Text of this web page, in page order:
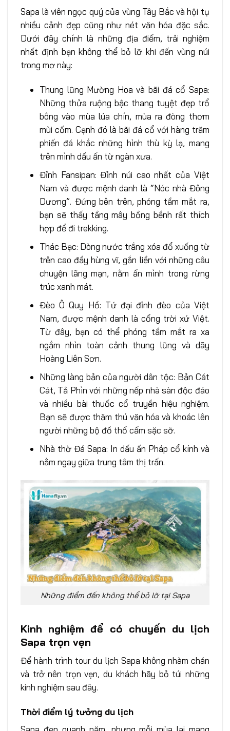
Sapa là viên ngọc quý của vùng Tây Bắc và hội tụ
nhiều cảnh đẹp cũng như nét văn hóa đặc sắc.
Dưới đây chính là những địa điểm, trải nghiệm
nhất định bạn không thể bỏ lỡ khi đến vùng núi
trong mơ này:
Thung lũng Mường Hoa và bãi đá cổ Sapa:
Những thửa ruộng bậc thang tuyệt đẹp trổ
bông vào mùa lúa chín, mùa ra đòng thơm
mùi cốm. Cạnh đó là bãi đá cổ với hàng trăm
phiến đá khắc những hình thù kỳ lạ, mang
trên mình dấu ấn từ ngàn xưa.
Đỉnh Fansipan: Đỉnh núi cao nhất của Việt
Nam và được mệnh danh là “Nóc nhà Đông
Dương”. Đứng bên trên, phóng tầm mắt ra,
bạn sẽ thấy tầng mây bồng bềnh rất thích
hợp để đi trekking.
Thác Bạc: Dòng nước trắng xóa đổ xuống từ
trên cao đầy hùng vĩ, gắn liền với những câu
chuyện lãng mạn, nằm ẩn mình trong rừng
trúc xanh mát.
Đèo Ô Quy Hồ: Tứ đại đỉnh đèo của Việt
Nam, được mệnh danh là cổng trời xứ Việt.
Từ đây, bạn có thể phóng tầm mắt ra xa
ngắm nhìn toàn cảnh thung lũng và dãy
Hoàng Liên Sơn.
Những làng bản của người dân tộc: Bản Cát
Cát, Tả Phìn với những nếp nhà sàn độc đáo
và nhiều bài thuốc cổ truyền hiệu nghiệm.
Bạn sẽ được thăm thú văn hóa và khoác lên
người những bộ đồ thổ cẩm sặc sỡ.
Nhà thờ Đá Sapa: In dấu ấn Pháp cổ kính và
nằm ngay giữa trung tâm thị trấn.
Những điểm đến không thể bỏ lỡ tại Sapa
Kinh nghiệm để có chuyến du lịch
Sapa trọn vẹn
Để hành trình tour du lịch Sapa không nhàm chán
và trở nên trọn vẹn, du khách hãy bỏ túi những
kinh nghiệm sau đây.
Thời điểm lý tưởng du lịch